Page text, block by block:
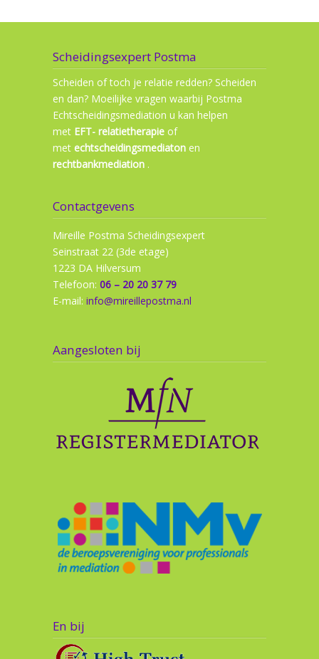
Scheidingsexpert Postma
Scheiden of toch je relatie redden? Scheiden
en dan? Moeilijke vragen waarbij Postma
Echtscheidingsmediation u kan helpen
met EFT- relatietherapie of
met echtscheidingsmediaton en
rechtbankmediation .
Contactgevens
Mireille Postma Scheidingsexpert
Seinstraat 22 (3de etage)
1223 DA Hilversum
Telefoon: 06 – 20 20 37 79
E-mail: info@mireillepostma.nl
Aangesloten bij
En bij